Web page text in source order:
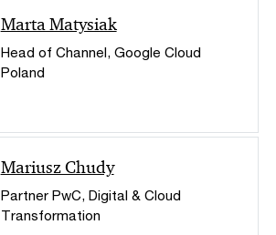
Marta Matysiak
Head of Channel, Google Cloud
Poland
Mariusz Chudy
Partner PwC, Digital & Cloud
Transformation